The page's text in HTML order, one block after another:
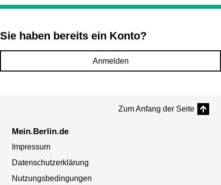
Sie haben bereits ein Konto?
Anmelden
Zum Anfang der Seite
Mein.Berlin.de
Impressum
Datenschutzerklärung
Nutzungsbedingungen